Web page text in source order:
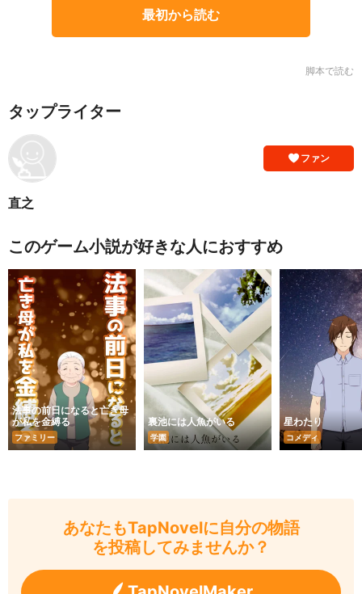
最初から読む
脚本で読む
タップライター
ファン
直之
このゲーム小説が好きな人におすすめ
法事の前日になると亡き母
が私を金縛る
ファミリー
裏池には人魚がいる
学園
星わたり
コメディ
あなたもTapNovelに自分の物語
を投稿してみませんか？